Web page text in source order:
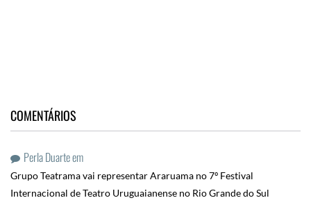
COMENTÁRIOS
Perla Duarteem
Grupo Teatrama vai representar Araruama no 7º Festival
Internacional de Teatro Uruguaianense no Rio Grande do Sul